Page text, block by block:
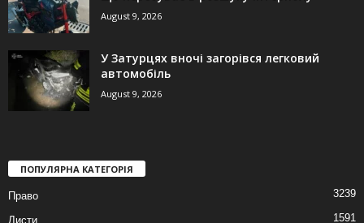
August 9, 2026
У Затурцях вночі загорівся легковий
автомобіль
August 9, 2026
ПОПУЛЯРНА КАТЕГОРІЯ
Право 3239
Листи 1591